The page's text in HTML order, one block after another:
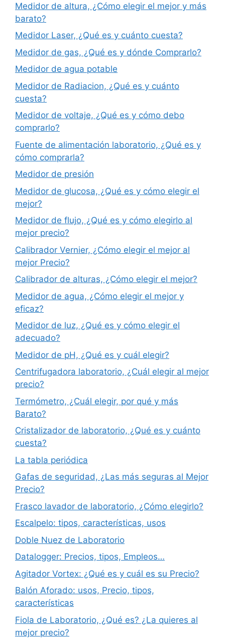
Medidor de altura, ¿Cómo elegir el mejor y más
barato?
Medidor Laser, ¿Qué es y cuánto cuesta?
Medidor de gas, ¿Qué es y dónde Comprarlo?
Medidor de agua potable
Medidor de Radiacion, ¿Qué es y cuánto
cuesta?
Medidor de voltaje, ¿Qué es y cómo debo
comprarlo?
Fuente de alimentación laboratorio, ¿Qué es y
cómo comprarla?
Medidor de presión
Medidor de glucosa, ¿Qué es y cómo elegir el
mejor?
Medidor de flujo, ¿Qué es y cómo elegirlo al
mejor precio?
Calibrador Vernier, ¿Cómo elegir el mejor al
mejor Precio?
Calibrador de alturas, ¿Cómo elegir el mejor?
Medidor de agua, ¿Cómo elegir el mejor y
eficaz?
Medidor de luz, ¿Qué es y cómo elegir el
adecuado?
Medidor de pH, ¿Qué es y cuál elegir?
Centrifugadora laboratorio, ¿Cuál elegir al mejor
precio?
Termómetro, ¿Cuál elegir, por qué y más
Barato?
Cristalizador de laboratorio, ¿Qué es y cuánto
cuesta?
La tabla periódica
Gafas de seguridad, ¿Las más seguras al Mejor
Precio?
Frasco lavador de laboratorio, ¿Cómo elegirlo?
Escalpelo: tipos, características, usos
Doble Nuez de Laboratorio
Datalogger: Precios, tipos, Empleos…
Agitador Vortex: ¿Qué es y cuál es su Precio?
Balón Aforado: usos, Precio, tipos,
características
Fiola de Laboratorio, ¿Qué es? ¿La quieres al
mejor precio?